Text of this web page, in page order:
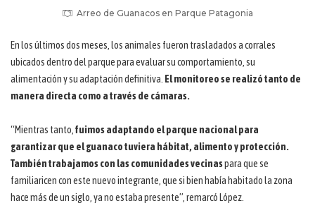
Arreo de Guanacos en Parque Patagonia
En los últimos dos meses, los animales fueron trasladados a corrales
ubicados dentro del parque para evaluar su comportamiento, su
alimentación y su adaptación definitiva. El monitoreo se realizó tanto de
manera directa como a través de cámaras.
“Mientras tanto, fuimos adaptando el parque nacional para
garantizar que el guanaco tuviera hábitat, alimento y protección.
También trabajamos con las comunidades vecinaspara que se
familiaricen con este nuevo integrante, que si bien había habitado la zona
hace más de un siglo, ya no estaba presente”, remarcó López.